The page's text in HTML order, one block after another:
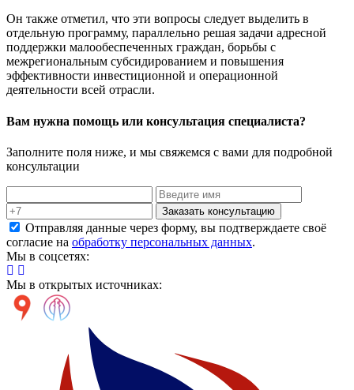
Он также отметил, что эти вопросы следует выделить в
отдельную программу, параллельно решая задачи адресной
поддержки малообеспеченных граждан, борьбы с
межрегиональным субсидированием и повышения
эффективности инвестиционной и операционной
деятельности всей отрасли.
Вам нужна помощь или консультация специалиста?
Заполните поля ниже, и мы свяжемся с вами для подробной
консультации
Заказать консультацию
Отправляя данные через форму, вы подтверждаете своё
согласие на обработку персональных данных.
Мы в соцсетях:
Мы в открытых источниках: